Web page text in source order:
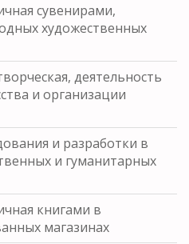
сувенирами,
художественных
деятельность
и организации
и разработки в
и гуманитарных
книгами в
магазинах